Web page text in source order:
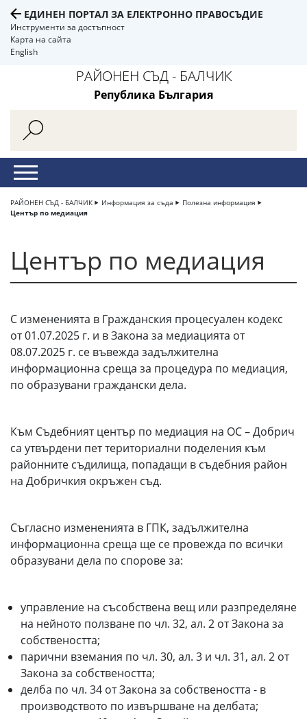
ЕДИНЕН ПОРТАЛ ЗА ЕЛЕКТРОННО ПРАВОСЪДИЕ
Инструменти за достъпност
Карта на сайта
English
РАЙОНЕН СЪД - БАЛЧИК
Република България
РАЙОНЕН СЪД - БАЛЧИК Информация за съда
Полезна информация
Център по медиация
Център по медиация
С измененията в Гражданския процесуален кодекс
от 01.07.2025 г. и в Закона за медиацията от
08.07.2025 г. се въвежда задължителна
информационна среща за процедура по медиация,
по образувани граждански дела.
Към Съдебният център по медиация на ОС – Добрич
са утвърдени пет териториални поделения към
районните съдилища, попадащи в съдебния район
на Добричкия окръжен съд.
Съгласно измененията в ГПК, задължителна
информационна среща ще се провежда по всички
образувани дела по спорове за:
управление на съсобствена вещ или разпределяне
на нейното ползване по чл. 32, ал. 2 от Закона за
собствеността;
парични вземания по чл. 30, ал. 3 и чл. 31, ал. 2 от
Закона за собствеността;
делба по чл. 34 от Закона за собствеността - в
производството по извършване на делбата;